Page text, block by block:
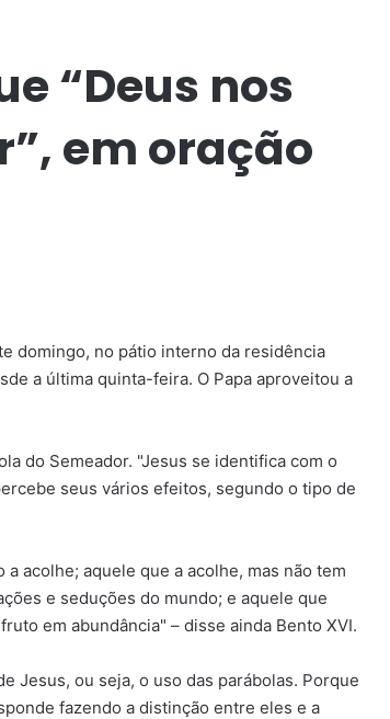
“Deus nos
em oração
domingo, no pátio interno da residência
a última quinta-feira. O Papa aproveitou a
do Semeador. "Jesus se identifica com o
seus vários efeitos, segundo o tipo de
acolhe; aquele que a acolhe, mas não tem
e seduções do mundo; e aquele que
em abundância" – disse ainda Bento XVI.
Jesus, ou seja, o uso das parábolas. Porque
fazendo a distinção entre eles e a